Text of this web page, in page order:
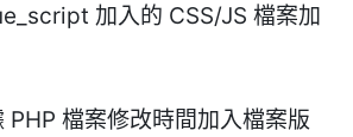
加入的 CSS/JS 檔案加
PHP 檔案修改時間加入檔案版